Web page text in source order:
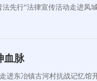
先行"法律宣传活动走进凤
血脉
东冶镇古河村抗战记忆馆